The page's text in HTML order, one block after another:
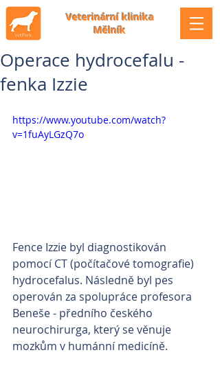
Veterinární klinika
Mělník
Operace hydrocefalu -
fenka Izzie
https://www.youtube.com/watch?
v=1fuAyLGzQ7o
Fence Izzie byl diagnostikován
pomocí CT (počítačové tomografie)
hydrocefalus. Následně byl pes
operován za spolupráce profesora
Beneše - předního českého
neurochirurga, který se věnuje
mozkům v humánní medicíně.